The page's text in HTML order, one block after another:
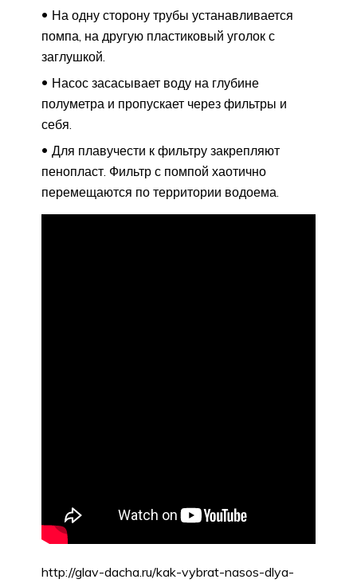
На одну сторону трубы устанавливается
помпа, на другую пластиковый уголок с
заглушкой.
Насос засасывает воду на глубине
полуметра и пропускает через фильтры и
себя.
Для плавучести к фильтру закрепляют
пенопласт. Фильтр с помпой хаотично
перемещаются по территории водоема.
http://glav-dacha.ru/kak-vybrat-nasos-dlya-